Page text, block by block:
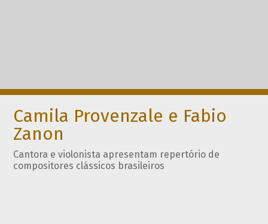
Camila Provenzale e Fabio
Zanon
Cantora e violonista apresentam repertório de
compositores clássicos brasileiros